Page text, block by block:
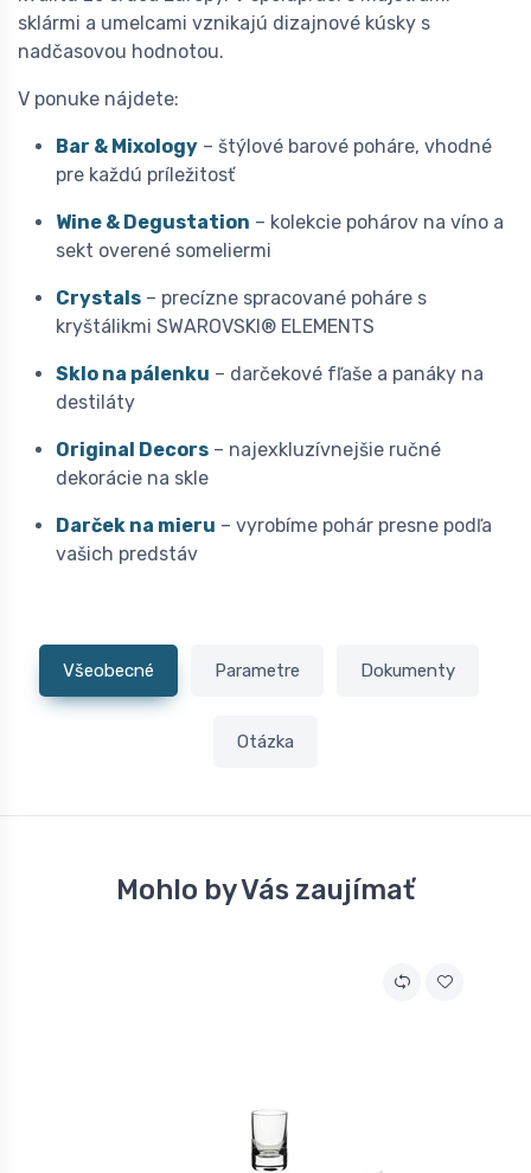
sklármi a umelcami vznikajú dizajnové kúsky s
nadčasovou hodnotou.
V ponuke nájdete:
Bar & Mixology – štýlové barové poháre, vhodné
pre každú príležitosť
Wine & Degustation – kolekcie pohárov na víno a
sekt overené someliermi
Crystals – precízne spracované poháre s
kryštálikmi SWAROVSKI® ELEMENTS
Sklo na pálenku – darčekové fľaše a panáky na
destiláty
Original Decors – najexkluzívnejšie ručné
dekorácie na skle
Darček na mieru – vyrobíme pohár presne podľa
vašich predstáv
Všeobecné Parametre Dokumenty
Otázka
Mohlo by Vás zaujímať